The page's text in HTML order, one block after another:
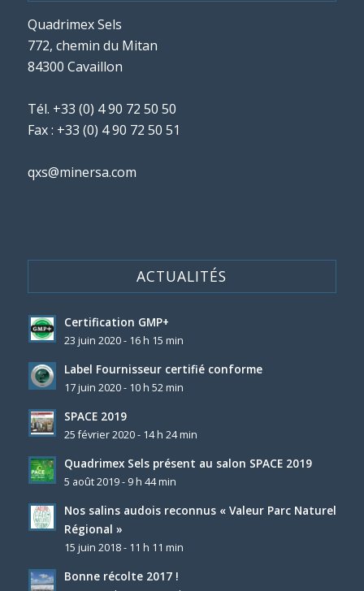
Quadrimex Sels
772, chemin du Mitan
84300 Cavaillon
Tél. +33 (0) 4 90 72 50 50
Fax : +33 (0) 4 90 72 50 51
qxs@minersa.com
ACTUALITÉS
Certification GMP+
23 juin 2020 - 16 h 15 min
Label Fournisseur certifié conforme
17 juin 2020 - 10 h 52 min
SPACE 2019
25 février 2020 - 14 h 24 min
Quadrimex Sels présent au salon SPACE 2019
5 août 2019 - 9 h 44 min
Nos salins audois reconnus « Valeur Parc Naturel
Régional »
15 juin 2018 - 11 h 11 min
Bonne récolte 2017 !